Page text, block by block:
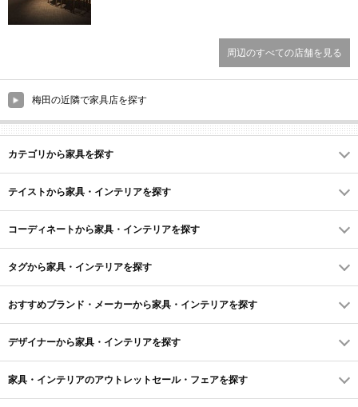
周辺のすべての店舗を見る
梅田の近隣で家具店を探す
カテゴリから家具を探す
テイストから家具・インテリアを探す
コーディネートから家具・インテリアを探す
タグから家具・インテリアを探す
おすすめブランド・メーカーから家具・インテリアを探す
デザイナーから家具・インテリアを探す
家具・インテリアのアウトレットセール・フェアを探す